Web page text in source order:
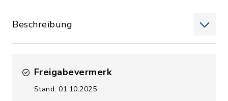
Beschreibung
Freigabevermerk
Stand: 01.10.2025